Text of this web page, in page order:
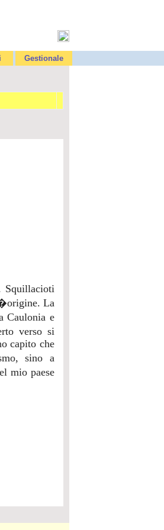
Gestionale
Squillacioti
La
Caulonia e
verso si
capito che
sino a
mio paese